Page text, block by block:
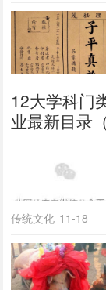
12大学科门
业最新目录
传统文化 11-18